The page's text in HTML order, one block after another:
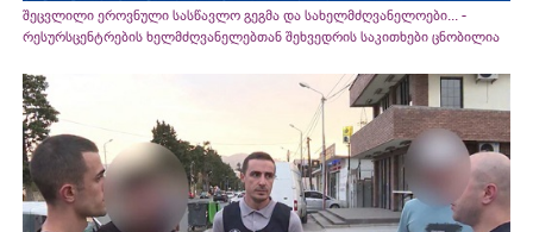
შეცვლილი ეროვნული სასწავლო გეგმა და სახელმძღვანელოები... -
რესურსცენტრების ხელმძღვანელებთან შეხვედრის საკითხები ცნობილია